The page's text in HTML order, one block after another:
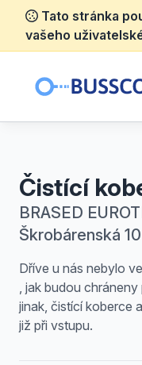
Tato stránka
vašeho
Čistící
BRASED
Škrobárenská
Dříve u nás nebylo
, jak budou
jinak, čistící koberce
již při vstupu.